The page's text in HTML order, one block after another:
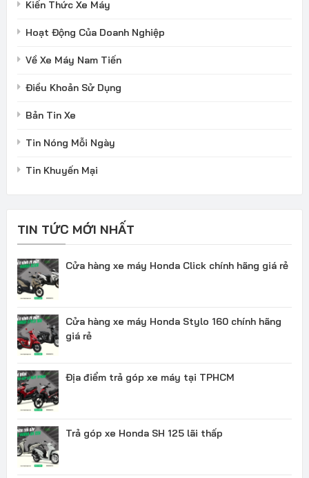
Kiến Thức Xe Máy
Hoạt Động Của Doanh Nghiệp
Về Xe Máy Nam Tiến
Điều Khoản Sử Dụng
Bản Tin Xe
Tin Nóng Mỗi Ngày
Tin Khuyến Mại
TIN TỨC MỚI NHẤT
Cửa hàng xe máy Honda Click chính hãng giá rẻ
Cửa hàng xe máy Honda Stylo 160 chính hãng
giá rẻ
Địa điểm trả góp xe máy tại TPHCM
Trả góp xe Honda SH 125 lãi thấp